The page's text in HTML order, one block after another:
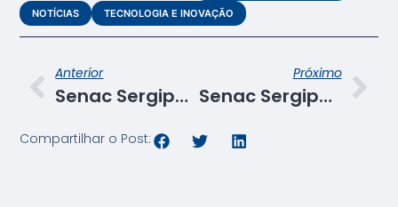
NOTÍCIAS TECNOLOGIA E INOVAÇÃO
Anterior
Senac Sergipe abre inscrições para 33 cursos gratuitos em três unidades do estado
Próximo
Senac Sergipe renova parceria com o Tribunal de Justiça de Sergipe
Compartilhar o Post: